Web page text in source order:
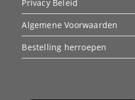
Privacy Beleid
Algemene Voorwaarden
Bestelling herroepen